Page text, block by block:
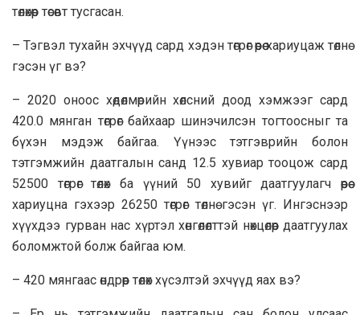
төлөхөөр төсөвт тусгасан.
– Тэгвэл тухайн эхчүүд сард хэдэн төгрөг өөрөө хариуцаж төлнө
гэсэн үг вэ?
– 2020 оноос хөдөлмөрийн хөлсний доод хэмжээг сард
420.0 мянган төгрөг байхаар шинэчилсэн тогтоосныг та
бүхэн мэдэж байгаа. Үүнээс тэтгэврийн болон
тэтгэмжийн даатгалын санд 12.5 хувиар тооцож сард
52500 төгрөг төлөх ба үүний 50 хувийг даатгуулагч өөрөө
хариуцна гэхээр 26250 төгрөг төлнө гэсэн үг. Ингэснээр
хүүхдээ гурван нас хүртэл хөнгөлөлттэй нөхцөлөөр даатгуулах
боломжтой болж байгаа юм.
– 420 мянгаас өндрөөр төлөх хүсэлтэй эхчүүд яах вэ?